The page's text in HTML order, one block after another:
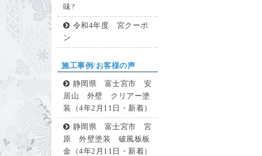
味?
令和4年度 宮クーポ
ン
施工事例/お客様の声
静岡県 富士宮市 安
居山 外壁 クリアー塗
装（4年2月11日・新着）
静岡県 富士宮市 宮
原 外壁塗装 破風板板
金（4年2月11日・新着）